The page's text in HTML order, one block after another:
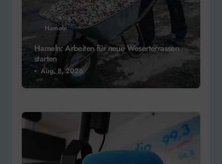
Hameln
Hameln: Arbeiten für neue Weserterrassen
starten
Aug. 8, 2026